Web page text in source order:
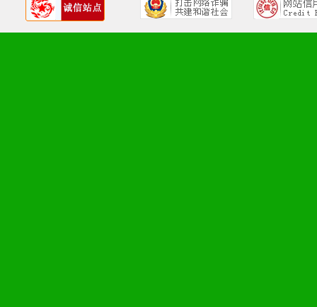
3、对代理商、经销商提供